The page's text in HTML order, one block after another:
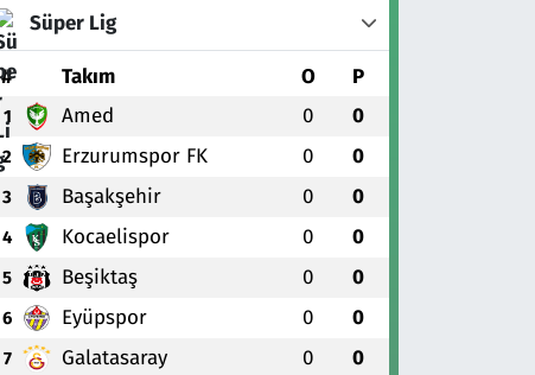
Süper Lig
# Takım O P
1 Amed 0 0
2 Erzurumspor FK 0 0
3 Başakşehir 0 0
4 Kocaelispor 0 0
5 Beşiktaş 0 0
6 Eyüpspor 0 0
7 Galatasaray 0 0